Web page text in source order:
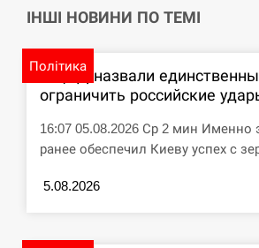
11:53
Под огнем “Эпицентр”,
почта”: что известно об…
СЕРПЕНЬ
левиці
ІНШІ НОВИНИ ПО ТЕМІ
Політика
В ЦПД назвали
ограничить российские
16:07 05.08.2026 Ср 2 мин Именно
ранее обеспечил Киеву успех с
5.08.2026